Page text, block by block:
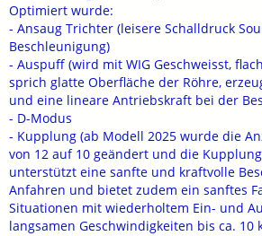
Optimiert wurde:
- Ansaug Trichter (leisere Schalldruck
Beschleunigung)
- Auspuff (wird mit WIG Geschweisst,
sprich glatte Oberfläche der Röhre,
und eine lineare Antriebskraft bei der
- D-Modus
- Kupplung (ab Modell 2025 wurde die
von 12 auf 10 geändert und die
unterstützt eine sanfte und kraftvolle
Anfahren und bietet zudem ein sanftes
Situationen mit wiederholtem Ein- und
langsamen Geschwindigkeiten bis ca. 10